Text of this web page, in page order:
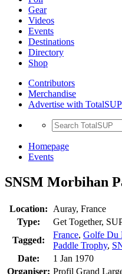
Gear
Videos
Events
Destinations
Directory
Shop
Contributors
Merchandise
Advertise with
Homepage
Events
SNSM Morbihan
Location:
Auray, France
Type:
Get Together,
Tagged:
France, Golfe Du
Paddle Trophy,
Date:
1 Jan 1970
Organiser: Profil Grand